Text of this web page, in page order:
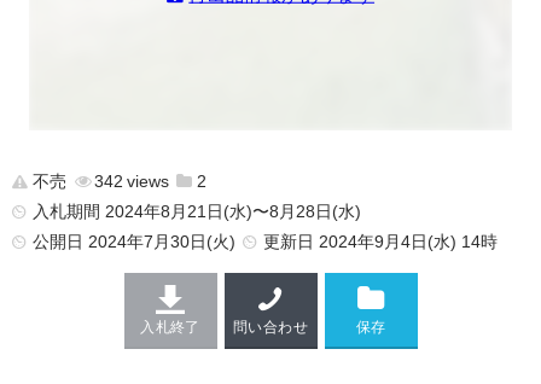
不売 342
2
入札期間 2024年8月21日(水)〜8月28日(水)
公開日 2024年7月30日(火) 更新日 2024年9月4日(水) 14時
入札終了 問い合わせ